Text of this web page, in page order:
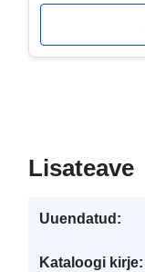
Lisateave
Uuendatud:
Kataloogi kirje: